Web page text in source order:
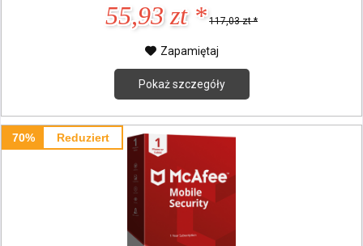
55,93 zt * 117,03 zt *
Zapamiętaj
Pokaż szczegóły
70% Reduziert